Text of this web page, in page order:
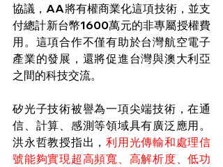
協議，AA將有權商業化這項技術，並支
付總計新台幣1600萬元的非專屬授權費
用。這項合作不僅有助於台灣航空電子
產業的發展，還將促進台灣與澳大利亞
之間的科技交流。
矽光子技術被譽為一項尖端技術，在通
信、計算、感測等領域具有廣泛應用。
洪永哲教授指出， 利用光傳輸和處理信
號能夠實現超高頻寬、高解析度、低功